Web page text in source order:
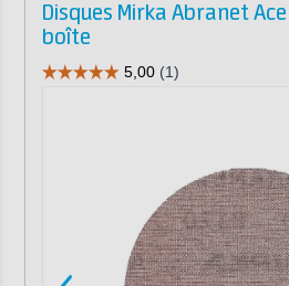
Disques Mirka Abranet
boîte